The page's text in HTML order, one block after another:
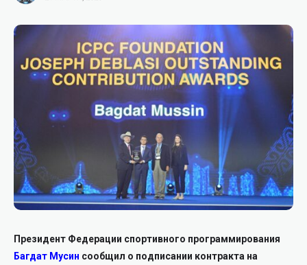
Президент Федерации спортивного программирования
Багдат Мусин сообщил о подписании контракта на